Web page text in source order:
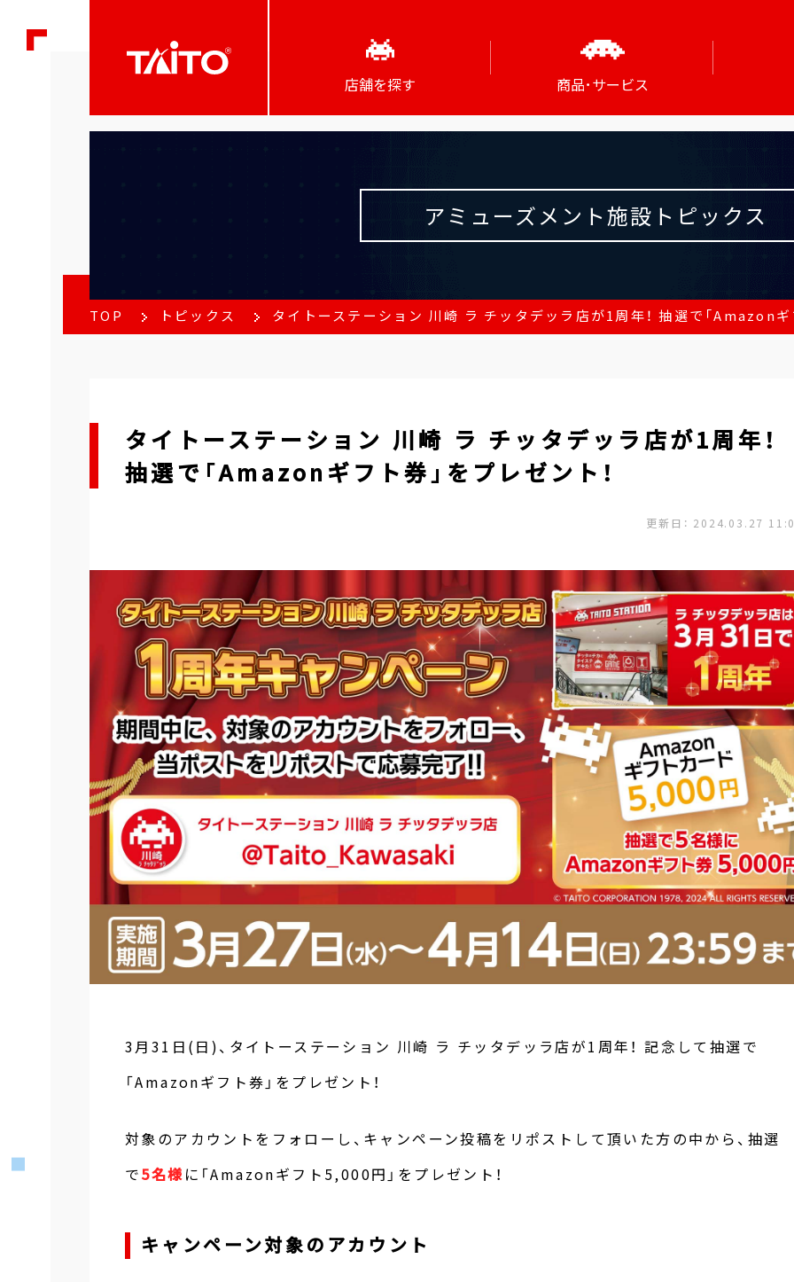
店舗を探す 商品･サービス
アミューズメント施設トピックス
TOP トピックス タイトーステーション 川崎 ラ チッタデッラ店が1周年！ 抽選で「Amazonギ
タイトーステーション 川崎 ラ チッタデッラ店が1周年！
抽選で「Amazonギフト券」をプレゼント！
更新日： 2024.03.27
3月31日(日)、タイトーステーション 川崎 ラ チッタデッラ店が1周年！ 記念して抽選で
「Amazonギフト券」をプレゼント！
対象のアカウントをフォローし、キャンペーン投稿をリポストして頂いた方の中から、抽選
で5名様に「Amazonギフト5,000円」をプレゼント！
キャンペーン対象のアカウント